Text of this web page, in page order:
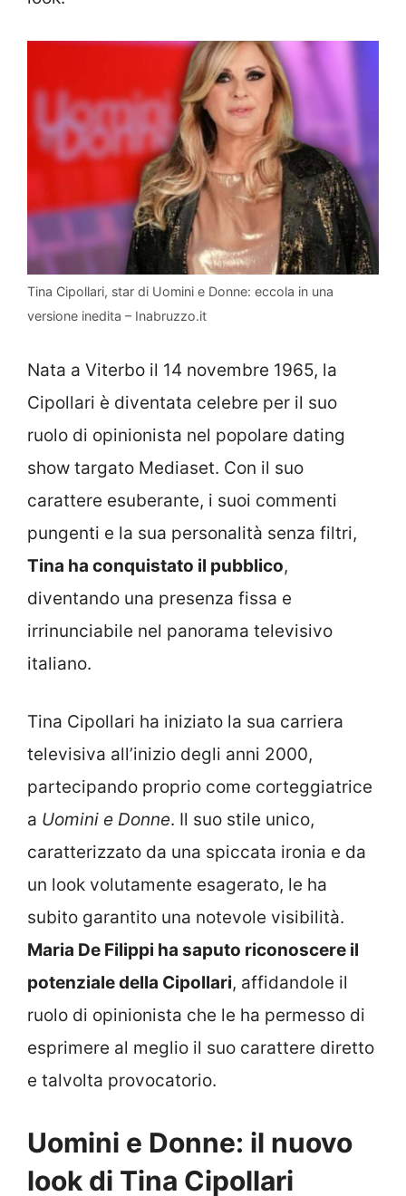
Tina Cipollari, star di Uomini e Donne: eccola in una
versione inedita – Inabruzzo.it
Nata a Viterbo il 14 novembre 1965, la
Cipollari è diventata celebre per il suo
ruolo di opinionista nel popolare dating
show targato Mediaset. Con il suo
carattere esuberante, i suoi commenti
pungenti e la sua personalità senza filtri,
Tina ha conquistato il pubblico,
diventando una presenza fissa e
irrinunciabile nel panorama televisivo
italiano.
Tina Cipollari ha iniziato la sua carriera
televisiva all’inizio degli anni 2000,
partecipando proprio come corteggiatrice
a Uomini e Donne. Il suo stile unico,
caratterizzato da una spiccata ironia e da
un look volutamente esagerato, le ha
subito garantito una notevole visibilità.
Maria De Filippi ha saputo riconoscere il
potenziale della Cipollari, affidandole il
ruolo di opinionista che le ha permesso di
esprimere al meglio il suo carattere diretto
e talvolta provocatorio.
Uomini e Donne: il nuovo
look di Tina Cipollari